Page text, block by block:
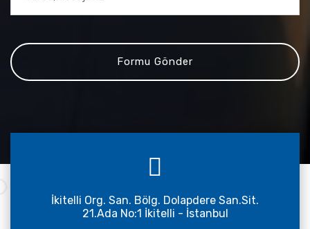
İkitelli Org. San. Bölg. Dolapdere San.Sit.
21.Ada No:1 İkitelli - İstanbul